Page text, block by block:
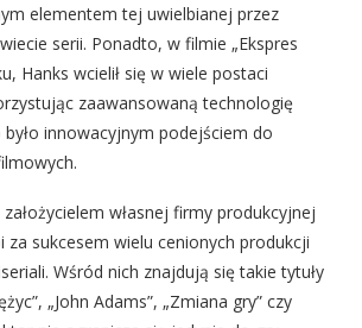
elementem tej uwielbianej przez
serii. Ponadto, w filmie „Ekspres
Hanks wcielił się w wiele postaci
zaawansowaną technologię
innowacyjnym podejściem do
własnej firmy produkcyjnej
sukcesem wielu cenionych produkcji
Wśród nich znajdują się takie tytuły
„John Adams”, „Zmiana gry” czy